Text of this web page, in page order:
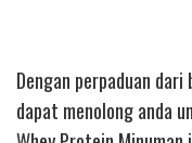
Dengan perpaduan
dapat menolong anda